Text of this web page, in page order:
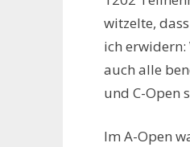
witzelte,
ich
auch alle
und C-Open
Im A-Open